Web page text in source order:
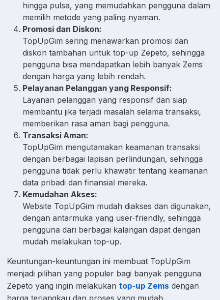
hingga pulsa, yang memudahkan pengguna dalam
memilih metode yang paling nyaman.
Promosi dan Diskon:
TopUpGim sering menawarkan promosi dan
diskon tambahan untuk top-up Zepeto, sehingga
pengguna bisa mendapatkan lebih banyak Zems
dengan harga yang lebih rendah.
Pelayanan Pelanggan yang Responsif:
Layanan pelanggan yang responsif dan siap
membantu jika terjadi masalah selama transaksi,
memberikan rasa aman bagi pengguna.
Transaksi Aman:
TopUpGim mengutamakan keamanan transaksi
dengan berbagai lapisan perlindungan, sehingga
pengguna tidak perlu khawatir tentang keamanan
data pribadi dan finansial mereka.
Kemudahan Akses:
Website TopUpGim mudah diakses dan digunakan,
dengan antarmuka yang user-friendly, sehingga
pengguna dari berbagai kalangan dapat dengan
mudah melakukan top-up.
Keuntungan-keuntungan ini membuat TopUpGim
menjadi pilihan yang populer bagi banyak pengguna
Zepeto yang ingin melakukan top-up Zems dengan